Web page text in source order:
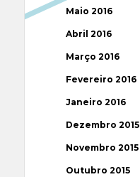
Maio 2016
Abril 2016
Março 2016
Fevereiro 2016
Janeiro 2016
Dezembro 2015
Novembro 2015
Outubro 2015